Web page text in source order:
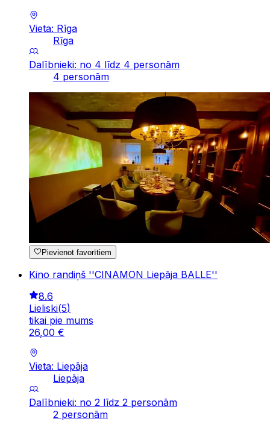
Vieta: Rīga
Rīga
Dalībnieki: no 4 līdz 4 personām
4 personām
Pievienot favorītiem
Kino randiņš ''CINAMON Liepāja BALLE''
8.6
Lieliski(5)
tikai pie mums
26,00 €
Vieta: Liepāja
Liepāja
Dalībnieki: no 2 līdz 2 personām
2 personām